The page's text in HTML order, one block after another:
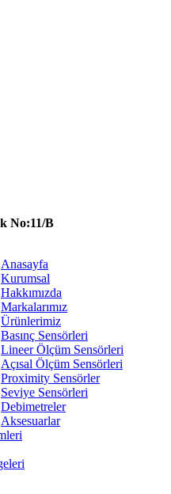
No:11/B
Close
Menu
Anasayfa
Kurumsal
Hakkımızda
Markalarımız
Ürünlerimiz
Basınç Sensörleri
Lineer Ölçüm Sensörleri
Açısal Ölçüm Sensörleri
Proximity Sensörler
Seviye Sensörleri
Debimetreler
Aksesuarlar